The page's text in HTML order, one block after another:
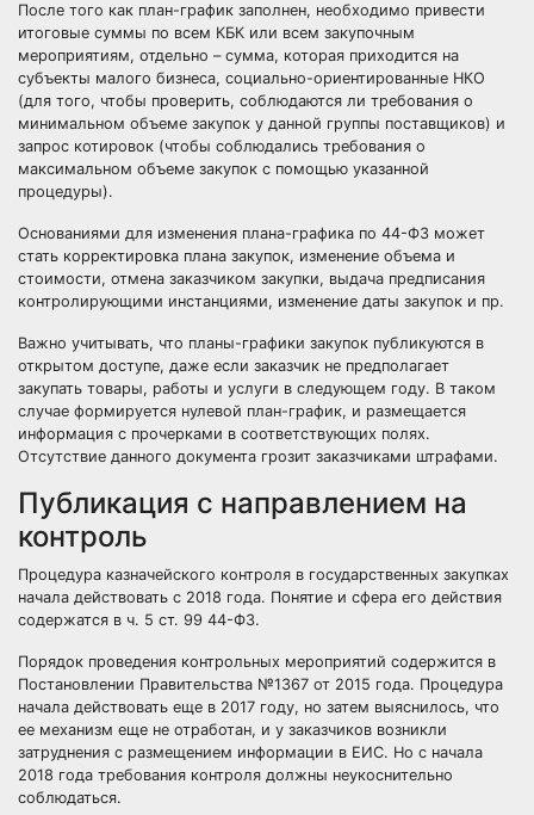
После того как план-график заполнен, необходимо привести
итоговые суммы по всем КБК или всем закупочным
мероприятиям, отдельно – сумма, которая приходится на
субъекты малого бизнеса, социально-ориентированные НКО
(для того, чтобы проверить, соблюдаются ли требования о
минимальном объеме закупок у данной группы поставщиков) и
запрос котировок (чтобы соблюдались требования о
максимальном объеме закупок с помощью указанной
процедуры).
Основаниями для изменения плана-графика по 44-ФЗ может
стать корректировка плана закупок, изменение объема и
стоимости, отмена заказчиком закупки, выдача предписания
контролирующими инстанциями, изменение даты закупок и пр.
Важно учитывать, что планы-графики закупок публикуются в
открытом доступе, даже если заказчик не предполагает
закупать товары, работы и услуги в следующем году. В таком
случае формируется нулевой план-график, и размещается
информация с прочерками в соответствующих полях.
Отсутствие данного документа грозит заказчиками штрафами.
Публикация с направлением на
контроль
Процедура казначейского контроля в государственных закупках
начала действовать с 2018 года. Понятие и сфера его действия
содержатся в ч. 5 ст. 99 44-ФЗ.
Порядок проведения контрольных мероприятий содержится в
Постановлении Правительства №1367 от 2015 года. Процедура
начала действовать еще в 2017 году, но затем выяснилось, что
ее механизм еще не отработан, и у заказчиков возникли
затруднения с размещением информации в ЕИС. Но с начала
2018 года требования контроля должны неукоснительно
соблюдаться.